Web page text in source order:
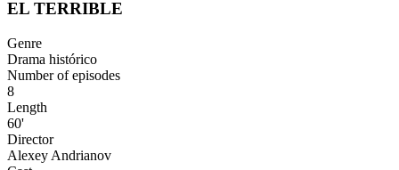
EL TERRIBLE
Genre
Drama histórico
Number of episodes
8
Length
60'
Director
Alexey Andrianov